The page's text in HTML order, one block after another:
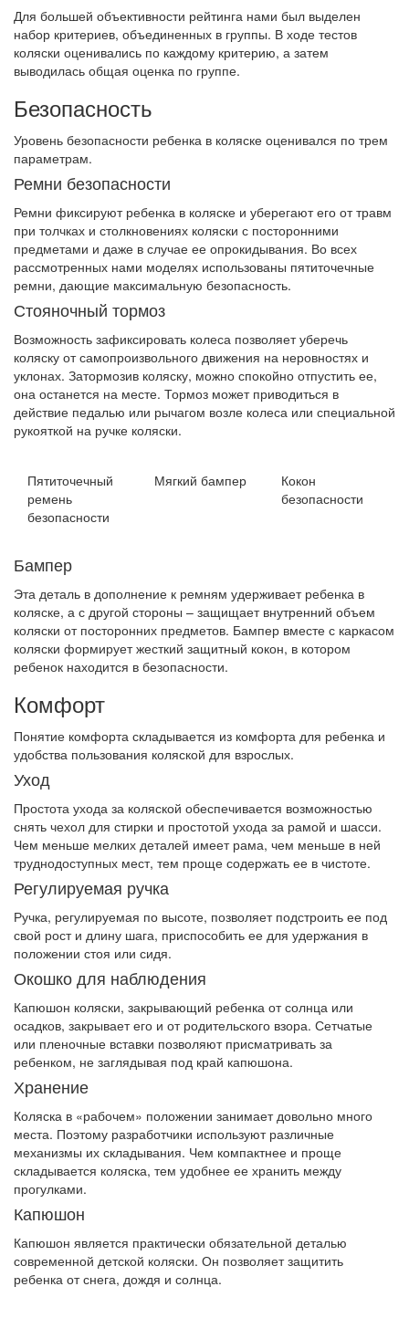
Для большей объективности рейтинга нами был выделен
набор критериев, объединенных в группы. В ходе тестов
коляски оценивались по каждому критерию, а затем
выводилась общая оценка по группе.
Безопасность
Уровень безопасности ребенка в коляске оценивался по трем
параметрам.
Ремни безопасности
Ремни фиксируют ребенка в коляске и уберегают его от травм
при толчках и столкновениях коляски с посторонними
предметами и даже в случае ее опрокидывания. Во всех
рассмотренных нами моделях использованы пятиточечные
ремни, дающие максимальную безопасность.
Стояночный тормоз
Возможность зафиксировать колеса позволяет уберечь
коляску от самопроизвольного движения на неровностях и
уклонах. Затормозив коляску, можно спокойно отпустить ее,
она останется на месте. Тормоз может приводиться в
действие педалью или рычагом возле колеса или специальной
рукояткой на ручке коляски.
Пятиточечный
ремень
безопасности
Мягкий бампер
Кокон
безопасности
Бампер
Эта деталь в дополнение к ремням удерживает ребенка в
коляске, а с другой стороны – защищает внутренний объем
коляски от посторонних предметов. Бампер вместе с каркасом
коляски формирует жесткий защитный кокон, в котором
ребенок находится в безопасности.
Комфорт
Понятие комфорта складывается из комфорта для ребенка и
удобства пользования коляской для взрослых.
Уход
Простота ухода за коляской обеспечивается возможностью
снять чехол для стирки и простотой ухода за рамой и шасси.
Чем меньше мелких деталей имеет рама, чем меньше в ней
труднодоступных мест, тем проще содержать ее в чистоте.
Регулируемая ручка
Ручка, регулируемая по высоте, позволяет подстроить ее под
свой рост и длину шага, приспособить ее для удержания в
положении стоя или сидя.
Окошко для наблюдения
Капюшон коляски, закрывающий ребенка от солнца или
осадков, закрывает его и от родительского взора. Сетчатые
или пленочные вставки позволяют присматривать за
ребенком, не заглядывая под край капюшона.
Хранение
Коляска в «рабочем» положении занимает довольно много
места. Поэтому разработчики используют различные
механизмы их складывания. Чем компактнее и проще
складывается коляска, тем удобнее ее хранить между
прогулками.
Капюшон
Капюшон является практически обязательной деталью
современной детской коляски. Он позволяет защитить
ребенка от снега, дождя и солнца.